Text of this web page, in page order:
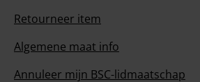
Retourneer item
Algemene maat info
Annuleer mijn BSC-lidmaatschap